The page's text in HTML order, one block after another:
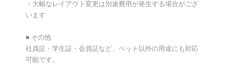
・大幅なレイアウト変更は別途費用が発生する場合がござ
います
■ その他
社員証・学生証・会員証など、ペット以外の用途にも対応
可能です。